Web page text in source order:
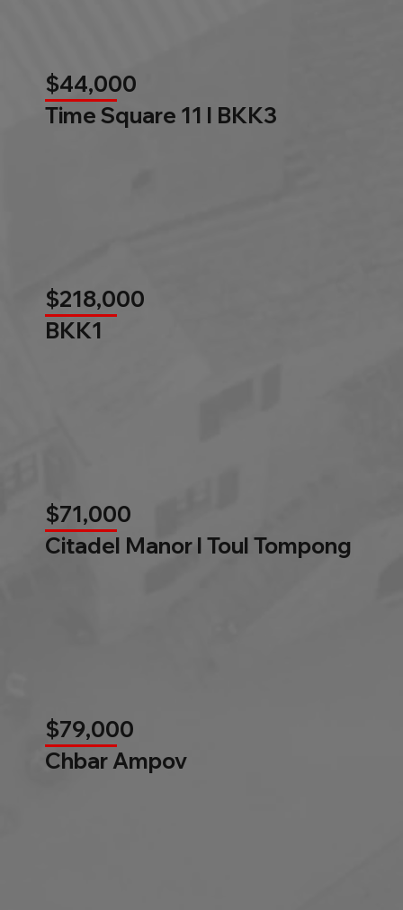
$44,000
Time Square 11 l BKK3
$218,000
BKK1
$71,000
Citadel Manor l Toul Tompong
$79,000
Chbar Ampov